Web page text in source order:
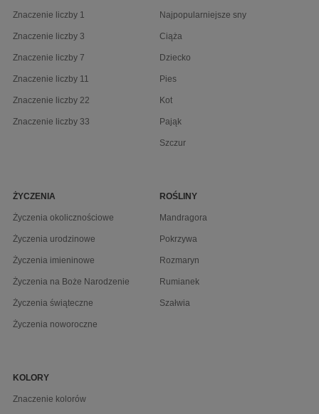
Znaczenie liczby 1
Znaczenie liczby 3
Znaczenie liczby 7
Znaczenie liczby 11
Znaczenie liczby 22
Znaczenie liczby 33
Najpopularniejsze sny
Ciąża
Dziecko
Pies
Kot
Pająk
Szczur
ŻYCZENIA
Życzenia okolicznościowe
Życzenia urodzinowe
Życzenia imieninowe
Życzenia na Boże Narodzenie
Życzenia świąteczne
Życzenia noworoczne
ROŚLINY
Mandragora
Pokrzywa
Rozmaryn
Rumianek
Szałwia
KOLORY
Znaczenie kolorów